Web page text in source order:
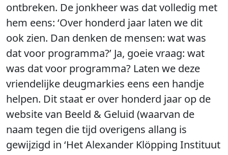
ontbreken. De jonkheer was dat volledig met
hem eens: ‘Over honderd jaar laten we dit
ook zien. Dan denken de mensen: wat was
dat voor programma?’ Ja, goeie vraag: wat
was dat voor programma? Laten we deze
vriendelijke deugmarkies eens een handje
helpen. Dit staat er over honderd jaar op de
website van Beeld & Geluid (waarvan de
naam tegen die tijd overigens allang is
gewijzigd in ‘Het Alexander Klöpping Instituut